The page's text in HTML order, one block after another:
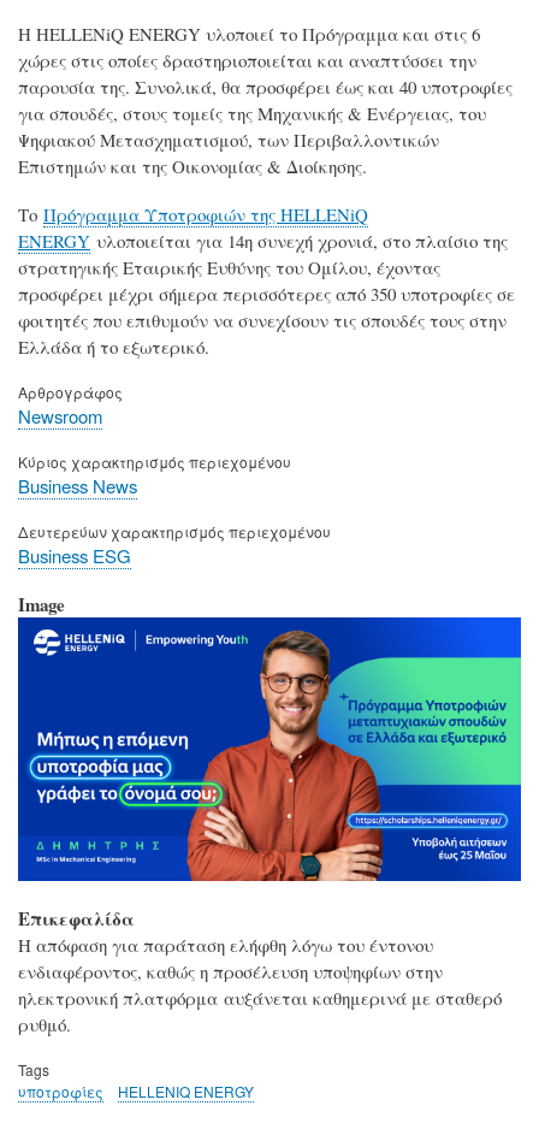
Η HELLENiQ ENERGY υλοποιεί το Πρόγραμμα και στις 6
χώρες στις οποίες δραστηριοποιείται και αναπτύσσει την
παρουσία της. Συνολικά, θα προσφέρει έως και 40 υποτροφίες
για σπουδές, στους τομείς της Μηχανικής & Ενέργειας, του
Ψηφιακού Μετασχηματισμού, των Περιβαλλοντικών
Επιστημών και της Οικονομίας & Διοίκησης.
Το Πρόγραμμα Υποτροφιών της HELLENiQ
ENERGY υλοποιείται για 14η συνεχή χρονιά, στο πλαίσιο της
στρατηγικής Εταιρικής Ευθύνης του Ομίλου, έχοντας
προσφέρει μέχρι σήμερα περισσότερες από 350 υποτροφίες σε
φοιτητές που επιθυμούν να συνεχίσουν τις σπουδές τους στην
Ελλάδα ή το εξωτερικό.
Αρθρογράφος
Newsroom
Κύριος χαρακτηρισμός περιεχομένου
Business News
Δευτερεύων χαρακτηρισμός περιεχομένου
Business ESG
Image
Επικεφαλίδα
Η απόφαση για παράταση ελήφθη λόγω του έντονου
ενδιαφέροντος, καθώς η προσέλευση υποψηφίων στην
ηλεκτρονική πλατφόρμα αυξάνεται καθημερινά με σταθερό
ρυθμό.
Tags
υποτροφίες
HELLENIQ ENERGY